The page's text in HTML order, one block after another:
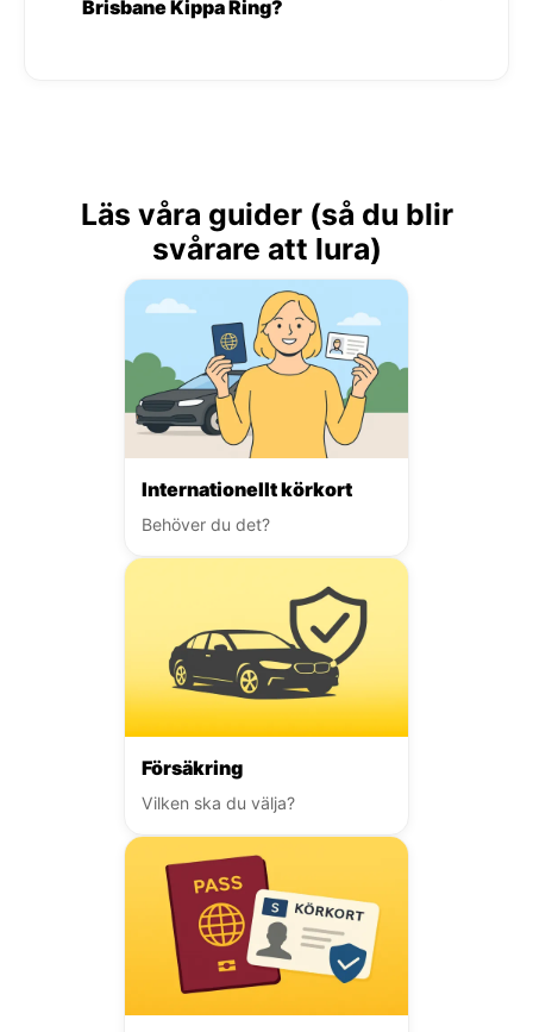
Brisbane Kippa Ring?
Läs våra guider (så du blir
svårare att lura)
Internationellt körkort
Behöver du det?
Försäkring
Vilken ska du välja?